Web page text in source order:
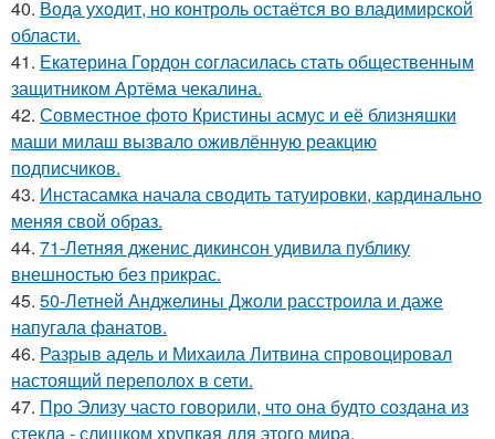
40. Вода уходит, но контроль остаётся во владимирской
области.
41. Екатерина Гордон согласилась стать общественным
защитником Артёма чекалина.
42. Совместное фото Кристины асмус и её близняшки
маши милаш вызвало оживлённую реакцию
подписчиков.
43. Инстасамка начала сводить татуировки, кардинально
меняя свой образ.
44. 71-Летняя дженис дикинсон удивила публику
внешностью без прикрас.
45. 50-Летней Анджелины Джоли расстроила и даже
напугала фанатов.
46. Разрыв адель и Михаила Литвина спровоцировал
настоящий переполох в сети.
47. Про Элизу часто говорили, что она будто создана из
стекла - слишком хрупкая для этого мира.